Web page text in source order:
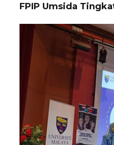
FPIP Umsida